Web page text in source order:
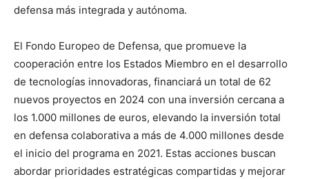
defensa más integrada y autónoma.
El Fondo Europeo de Defensa, que promueve la
cooperación entre los Estados Miembro en el desarrollo
de tecnologías innovadoras, financiará un total de 62
nuevos proyectos en 2024 con una inversión cercana a
los 1.000 millones de euros, elevando la inversión total
en defensa colaborativa a más de 4.000 millones desde
el inicio del programa en 2021. Estas acciones buscan
abordar prioridades estratégicas compartidas y mejorar